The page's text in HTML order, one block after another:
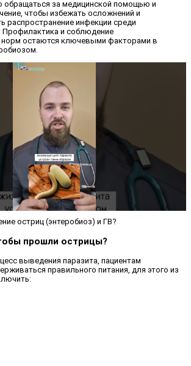
обращаться за медицинской помощью и
чтобы избежать осложнений и
распространение инфекции среди
Профилактика и соблюдение
норм остаются ключевыми факторами в
остриц (энтеробиоз) и ГВ?
прошли острицы?
выведения паразита, пациентам
правильного питания, для этого из